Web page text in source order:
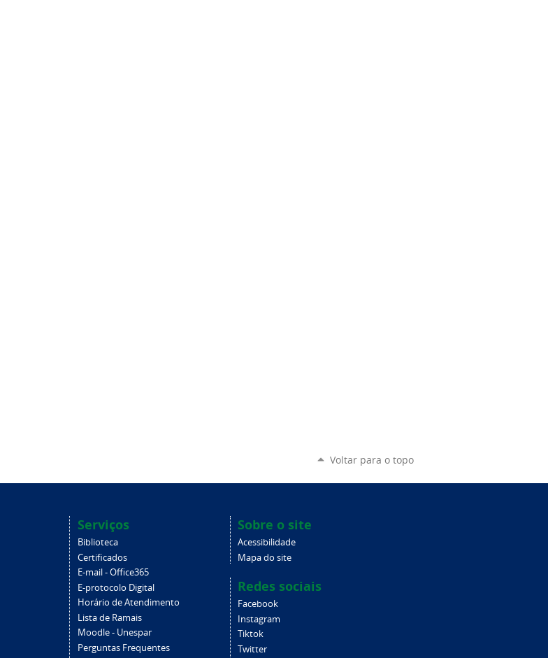
Voltar para o topo
Serviços
Biblioteca
Certificados
E-mail - Office365
E-protocolo Digital
Horário de Atendimento
Lista de Ramais
Moodle - Unespar
Perguntas Frequentes
Sobre o site
Acessibilidade
Mapa do site
Redes sociais
Facebook
Instagram
Tiktok
Twitter